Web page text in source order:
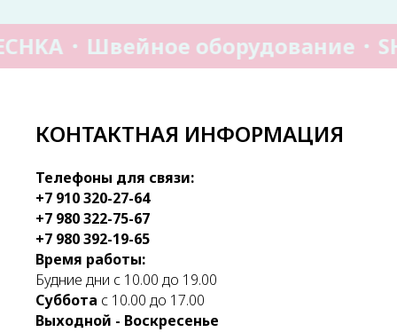
Швейное оборудование
КОНТАКТНАЯ ИНФОРМАЦИЯ
Телефоны для связи:
+7 910 320-27-64
+7 980 322-75-67
+7 980 392-19-65
Время работы:
Будние дни с 10.00 до 19.00
Суббота с 10.00 до 17.00
Выходной - Воскресенье